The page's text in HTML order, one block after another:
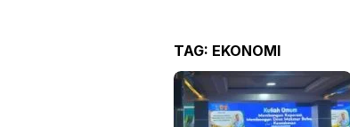
TAG: EKONOMI